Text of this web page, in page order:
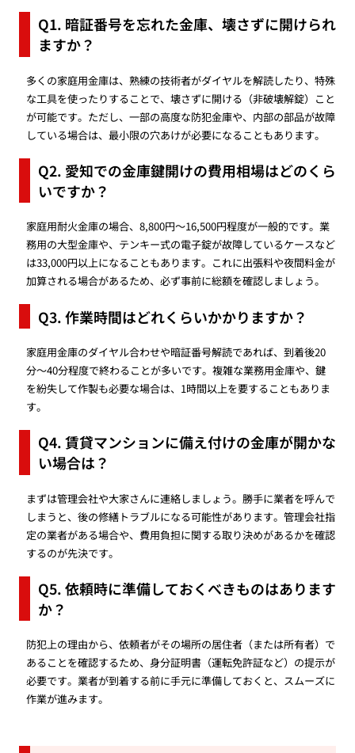
Q1. 暗証番号を忘れた金庫、壊さずに開けられ
ますか？
多くの家庭用金庫は、熟練の技術者がダイヤルを解読したり、特殊
な工具を使ったりすることで、壊さずに開ける（非破壊解錠）こと
が可能です。ただし、一部の高度な防犯金庫や、内部の部品が故障
している場合は、最小限の穴あけが必要になることもあります。
Q2. 愛知での金庫鍵開けの費用相場はどのくら
いですか？
家庭用耐火金庫の場合、8,800円〜16,500円程度が一般的です。業
務用の大型金庫や、テンキー式の電子錠が故障しているケースなど
は33,000円以上になることもあります。これに出張料や夜間料金が
加算される場合があるため、必ず事前に総額を確認しましょう。
Q3. 作業時間はどれくらいかかりますか？
家庭用金庫のダイヤル合わせや暗証番号解読であれば、到着後20
分〜40分程度で終わることが多いです。複雑な業務用金庫や、鍵
を紛失して作製も必要な場合は、1時間以上を要することもありま
す。
Q4. 賃貸マンションに備え付けの金庫が開かな
い場合は？
まずは管理会社や大家さんに連絡しましょう。勝手に業者を呼んで
しまうと、後の修繕トラブルになる可能性があります。管理会社指
定の業者がある場合や、費用負担に関する取り決めがあるかを確認
するのが先決です。
Q5. 依頼時に準備しておくべきものはあります
か？
防犯上の理由から、依頼者がその場所の居住者（または所有者）で
あることを確認するため、身分証明書（運転免許証など）の提示が
必要です。業者が到着する前に手元に準備しておくと、スムーズに
作業が進みます。